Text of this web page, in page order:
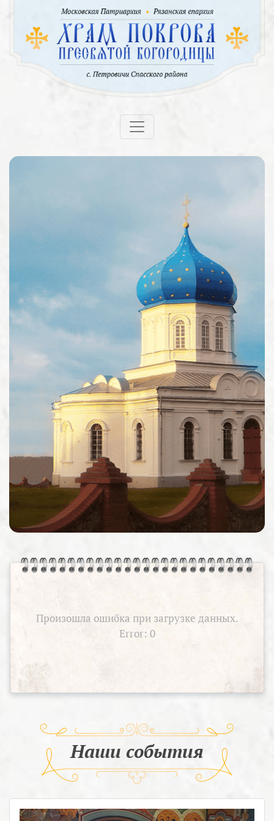
Произошла ошибка при загрузке данных.
Error: 0
Наши события